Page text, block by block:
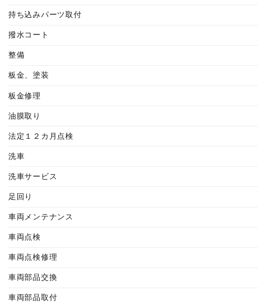
持ち込みパーツ取付
撥水コート
整備
板金、塗装
板金修理
油膜取り
法定１２カ月点検
洗車
洗車サービス
足回り
車両メンテナンス
車両点検
車両点検修理
車両部品交換
車両部品取付